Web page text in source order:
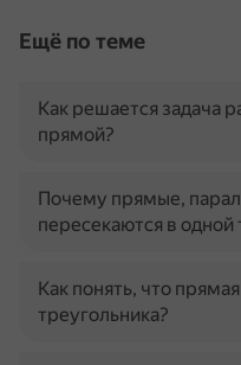
Ещё по теме
Как решается задача
прямой?
Почему прямые,
пересекаются в одной
Как понять, что
треугольника?